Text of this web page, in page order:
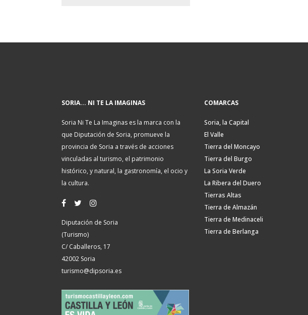
SORIA... NI TE LA IMAGINAS
Soria Ni Te La Imaginas es la marca con la
que Diputación de Soria, promueve la
provincia de Soria a través de acciones
vinculadas al turismo, el patrimonio
histórico, y natural, la gastronomía, el ocio y
la cultura.
Diputación de Soria
(Turismo)
C/ Caballeros, 17
42002 Soria
turismo@dipsoria.es
COMARCAS
Soria, la Capital
El Valle
Tierra del Moncayo
Tierra del Burgo
La Soria Verde
La Ribera del Duero
Tierras Altas
Tierra de Almazán
Tierra de Medinaceli
Tierra de Berlanga